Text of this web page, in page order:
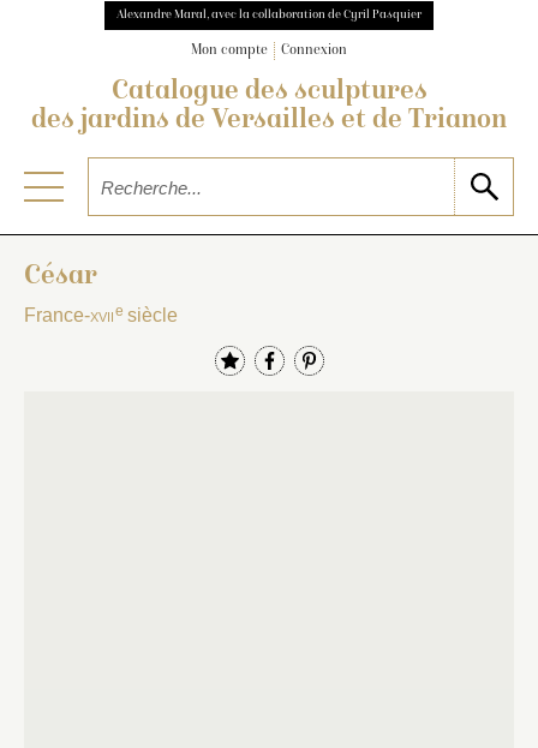
Alexandre Maral, avec la collaboration de Cyril Pasquier
Mon compte Connexion
Catalogue des sculptures
des jardins de Versailles et de Trianon
César
France-xviie siècle